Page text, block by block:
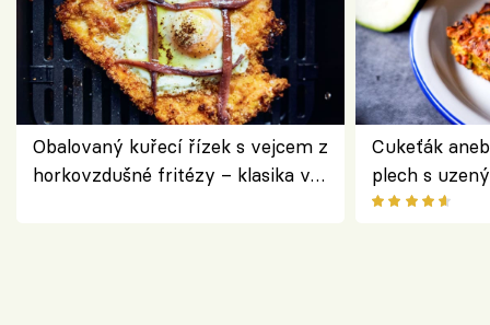
Obalovaný kuřecí řízek s vejcem z
horkovzdušné fritézy – klasika v
Cukeťák
plech s
způsob, jak